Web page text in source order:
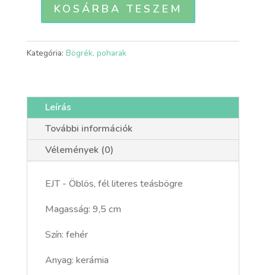
Öblös,
teásbögre
mennyiség
KOSÁRBA TESZEM
Kategória: Bögrék, poharak
Leírás
További információk
Vélemények (0)
EJT - Öblös, fél literes teásbögre
Magasság: 9,5 cm
Szín: fehér
Anyag: kerámia